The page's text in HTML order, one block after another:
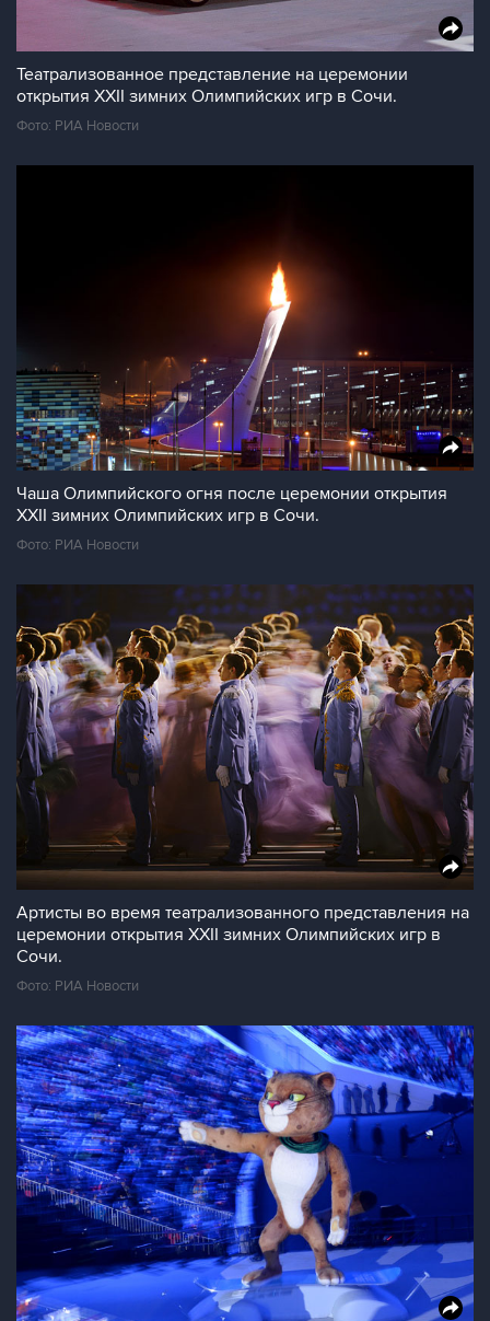
Театрализованное представление на церемонии
открытия XXII зимних Олимпийских игр в Сочи.
Фото: РИА Новости
Чаша Олимпийского огня после церемонии открытия
XXII зимних Олимпийских игр в Сочи.
Фото: РИА Новости
Артисты во время театрализованного представления на
церемонии открытия XXII зимних Олимпийских игр в
Сочи.
Фото: РИА Новости